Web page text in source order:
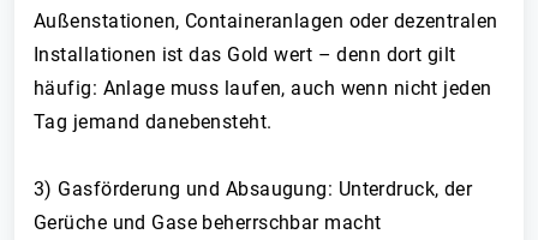
Außenstationen, Containeranlagen oder dezentralen
Installationen ist das Gold wert – denn dort gilt
häufig: Anlage muss laufen, auch wenn nicht jeden
Tag jemand danebensteht.
3) Gasförderung und Absaugung: Unterdruck, der
Gerüche und Gase beherrschbar macht